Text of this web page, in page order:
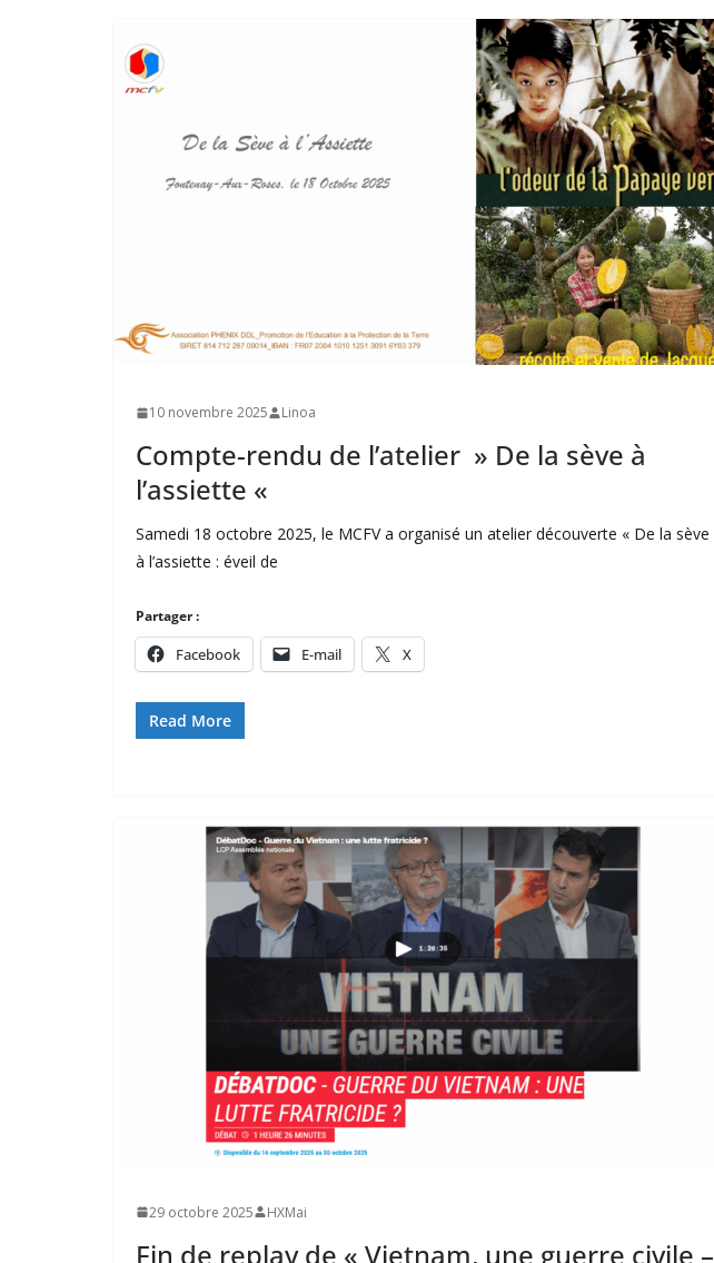
10 novembre 2025 Linoa
Compte-rendu de l’atelier » De la sève à
l’assiette «
Samedi 18 octobre 2025, le MCFV a organisé un atelier découverte « De la sève
à l’assiette : éveil de
Partager :
Facebook E-mail X
Read More
29 octobre 2025 HXMai
Fin de replay de « Vietnam, une guerre civile –